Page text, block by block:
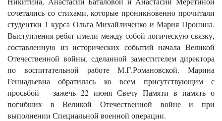
сочетались со стихами, которые проникновенно прочитали
студентки 1 курса Ольга Михайличенко и Мария Пронина.
Выступления ребят имели между собой логическую связку,
составленную из исторических событий начала Великой
Отечественной войны, сделанной заместителем директора
по воспитательной работе М.Г.Романовской. Марина
Геннадьевна обратилась ко всем присутствующим с
просьбой – зажечь 22 июня Свечу Памяти в память о
погибших в Великой Отечественной войне и при
выполнении Специальной военной операции.